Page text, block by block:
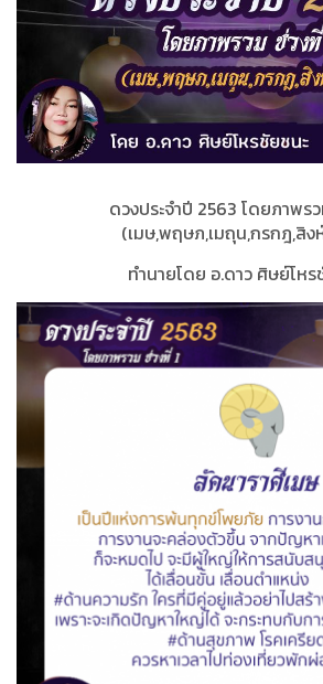
ดวงประจำปี 2563 โดยภาพร
(เมษ,พฤษภ,เมถุน,กรกฎ,สิง
ทำนายโดย อ.ดาว ศิษย์โห